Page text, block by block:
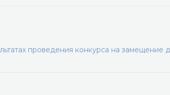
проведения конкурса на замещение